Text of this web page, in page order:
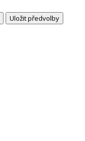
Uložit předvolby